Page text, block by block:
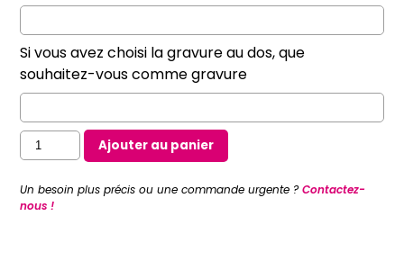
Si vous avez choisi la gravure au dos, que
souhaitez-vous comme gravure
quantité
de
Bracelet
médaille
Ajouter au panier
Un besoin plus précis ou une commande urgente ?Contactez-
nous !